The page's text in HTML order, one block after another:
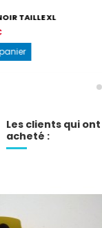
Les clients qui
acheté :